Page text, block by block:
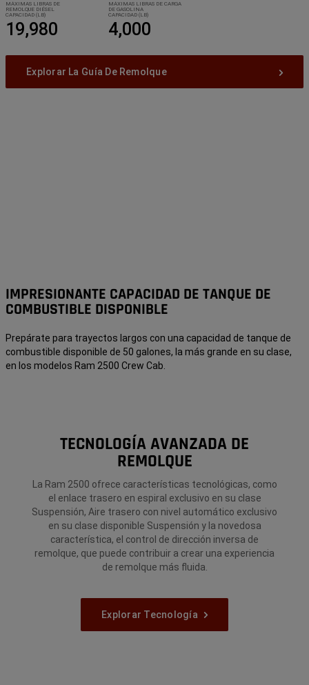
MÁXIMAS LIBRAS DE
REMOLQUE DIÉSEL
CAPACIDAD (LB)
19,980
MÁXIMAS LIBRAS DE CARGA
DE GASOLINA
CAPACIDAD (LB)
4,000
Explorar La Guía De Remolque
IMPRESIONANTE CAPACIDAD DE TANQUE DE
COMBUSTIBLE DISPONIBLE
Prepárate para trayectos largos con una capacidad de tanque de
combustible disponible de 50 galones, la más grande en su clase,
en los modelos Ram 2500 Crew Cab.
TECNOLOGÍA AVANZADA DE
REMOLQUE
La Ram 2500 ofrece características tecnológicas, como
el enlace trasero en espiral exclusivo en su clase
Suspensión, Aire trasero con nivel automático exclusivo
en su clase disponible Suspensión y la novedosa
característica, el control de dirección inversa de
remolque, que puede contribuir a crear una experiencia
de remolque más fluida.
Explorar Tecnología